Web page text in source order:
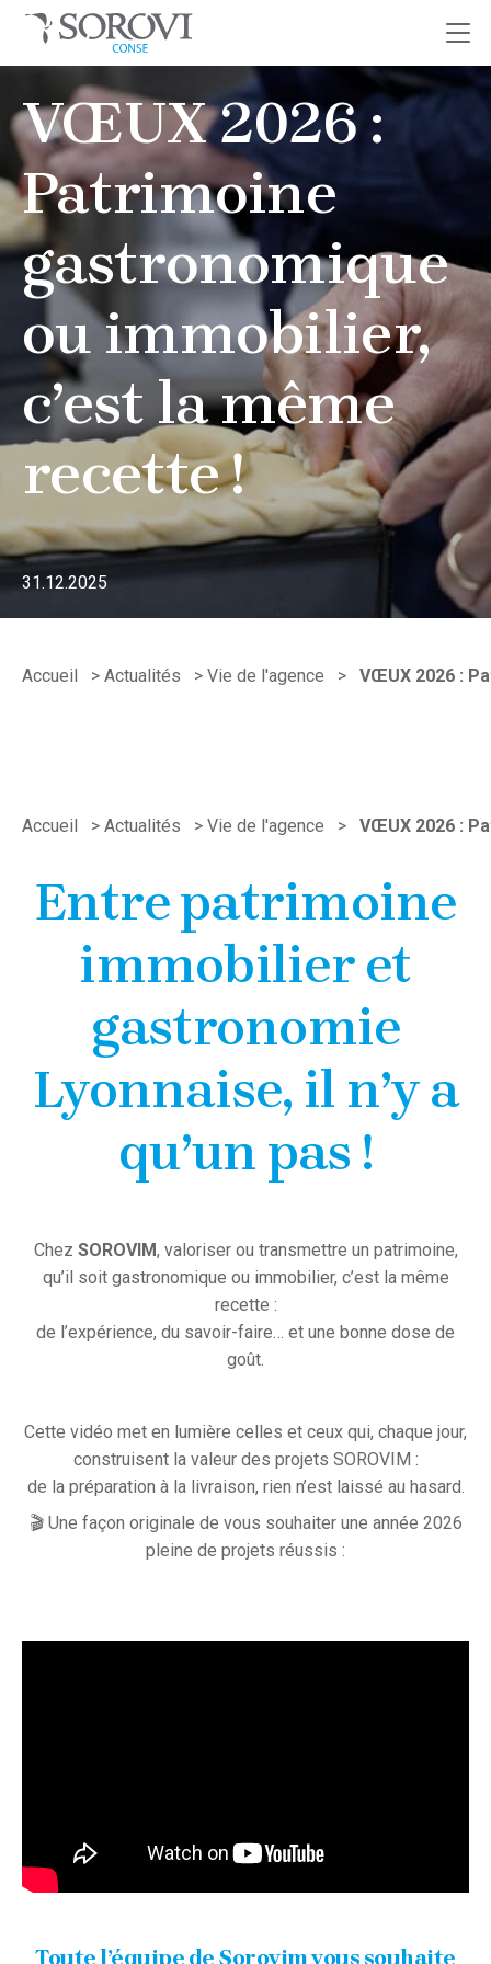
contenu
VŒUX 2026 :
Patrimoine
gastronomique
ou immobilier,
c’est la même
recette !
31.12.2025
Accueil > Actualités > Vie de l'agence > VŒUX 2026 :
Accueil > Actualités > Vie de l'agence > VŒUX 2026 :
Entre patrimoine
immobilier et
gastronomie
Lyonnaise, il n’y a
qu’un pas !
Chez SOROVIM, valoriser ou transmettre un patrimoine,
qu’il soit gastronomique ou immobilier, c’est la même
recette :
de l’expérience, du savoir-faire… et une bonne dose de
goût.
Cette vidéo met en lumière celles et ceux qui, chaque jour,
construisent la valeur des projets SOROVIM :
de la préparation à la livraison, rien n’est laissé au hasard.
🎬 Une façon originale de vous souhaiter une année 2026
pleine de projets réussis :
Toute l’équipe de Sorovim vous souhaite